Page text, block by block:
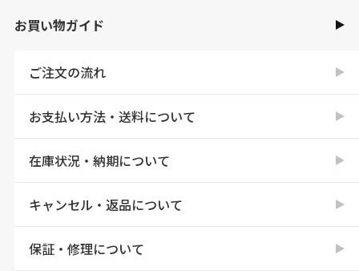
お買い物ガイド
ご注文の流れ
お支払い方法・送料について
在庫状況・納期について
キャンセル・返品について
保証・修理について